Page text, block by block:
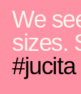
We
sizes.
#jucita